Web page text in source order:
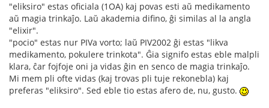
"eliksiro" estas oficiala (1OA) kaj povas esti aŭ medikamento
aŭ magia trinkaĵo. Laŭ akademia difino, ĝi similas al la angla
"elixir".
"pocio" estas nur PIVa vorto; laŭ PIV2002 ĝi estas "likva
medikamento, pokulere trinkota". Ĝia signifo estas eble malpli
klara, ĉar fojfoje oni ja vidas ĝin en senco de magia trinkaĵo.
Mi mem pli ofte vidas (kaj trovas pli tuje rekonebla) kaj
preferas "eliksiro". Sed eble tio estas afero de, nu, gusto.